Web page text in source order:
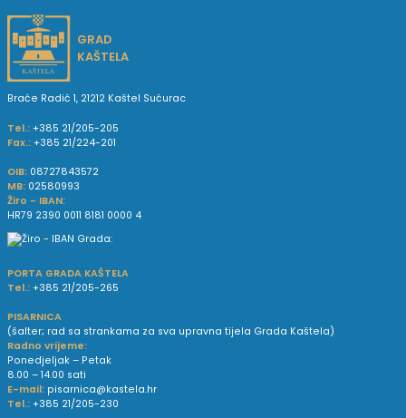
GRAD
KAŠTELA
Braće Radić 1, 21212 Kaštel Sućurac
Tel.: +385 21/205-205
Fax.: +385 21/224-201
OIB: 08727843572
MB: 02580993
Žiro - IBAN:
HR79 2390 0011 8181 0000 4
PORTA GRADA KAŠTELA
Tel.: +385 21/205-265
PISARNICA
(šalter; rad sa strankama za sva upravna tijela Grada Kaštela)
Radno vrijeme:
Ponedjeljak – Petak
8.00 – 14.00 sati
E-mail: pisarnica@kastela.hr
Tel.: +385 21/205-230